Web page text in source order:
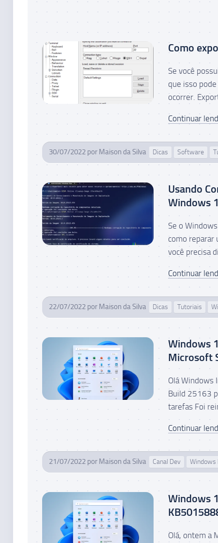
Como
Se você
que isso
ocorrer.
Continuar
30/07/2022 por Maison da Silva Dicas Software
Usando
Windows
Se o
como reparar
você precisa
Continuar
22/07/2022 por Maison da Silva Dicas Tutoriais
Windows
Microsoft
Olá Windows
Build 25163
tarefas Foi
Continuar
21/07/2022 por Maison da Silva Canal Dev Windows
Windows
Olá, ontem a